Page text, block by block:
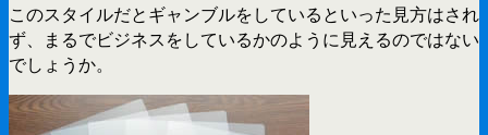
このスタイルだとギャンブルをしているといった見方はされ
ず、まるでビジネスをしているかのように見えるのではない
でしょうか。